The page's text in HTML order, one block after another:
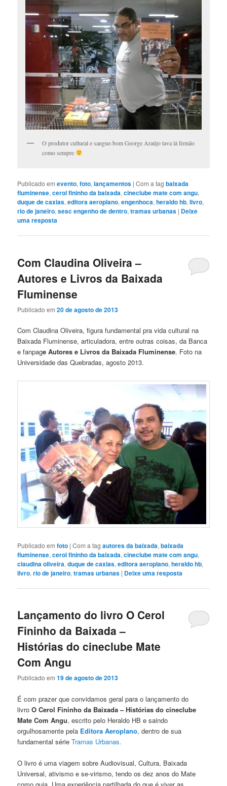
O produtor cultural e sangue-bom George Araújo tava lá firmão
como sempre
Publicado em evento,foto,lançamentos |Com a tagbaixada
fluminense,cerol fininho da baixada,cineclube mate com angu,
duque de caxias,editora aeroplano,engenhoca,heraldo hb,livro,
rio de janeiro,sesc engenho de dentro,tramas urbanas | Deixe
uma resposta
Com Claudina Oliveira –
Autores e Livros da Baixada
Fluminense
Publicado em20 de agosto de 2013
Com Claudina Oliveira, figura fundamental pra vida cultural na
Baixada Fluminense, articuladora, entre outras coisas, da Banca
e fanpage Autores e Livros da Baixada Fluminense. Foto na
Universidade das Quebradas, agosto 2013.
Publicado em foto |Com a tagautores da baixada,baixada
fluminense,cerol fininho da baixada,cineclube mate com angu,
claudina oliveira,duque de caxias,editora aeroplano,heraldo hb,
livro,rio de janeiro,tramas urbanas | Deixe uma resposta
Lançamento do livro O Cerol
Fininho da Baixada –
Histórias do cineclube Mate
Com Angu
Publicado em19 de agosto de 2013
É com prazer que convidamos geral para o lançamento do
livroO Cerol Fininho da Baixada – Histórias do cineclube
Mate Com Angu, escrito pelo Heraldo HB e saindo
orgulhosamente pela Editora Aeroplano, dentro de sua
fundamental sérieTramas Urbanas.
O livro é uma viagem sobre Audiovisual, Cultura, Baixada
Universal, ativismo e se-virismo, tendo os dez anos do Mate
como guia. Uma experiência partilhada do que é viver as